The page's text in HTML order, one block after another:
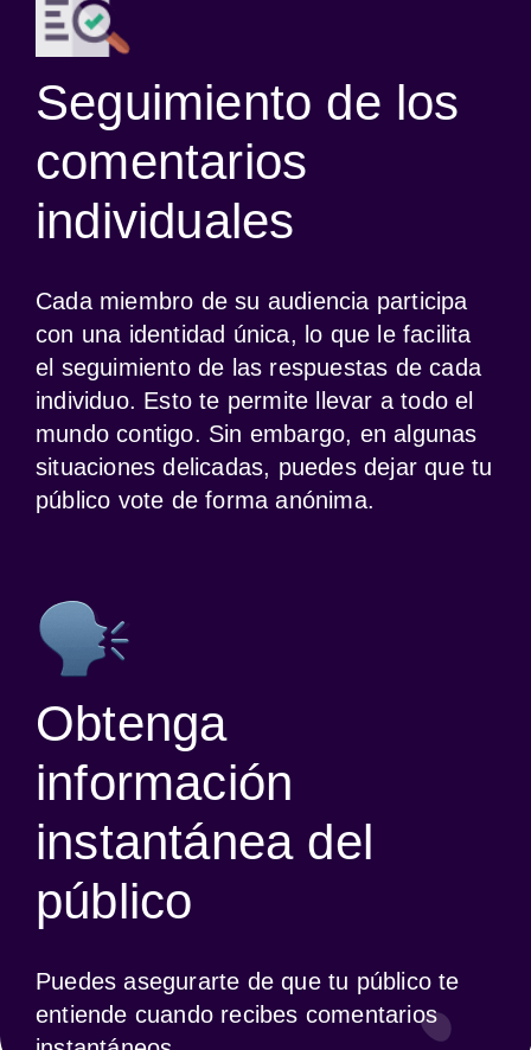
Seguimiento de los
comentarios
individuales
Cada miembro de su audiencia participa
con una identidad única, lo que le facilita
el seguimiento de las respuestas de cada
individuo. Esto te permite llevar a todo el
mundo contigo. Sin embargo, en algunas
situaciones delicadas, puedes dejar que tu
público vote de forma anónima.
Obtenga
información
instantánea del
público
Puedes asegurarte de que tu público te
entiende cuando recibes comentarios